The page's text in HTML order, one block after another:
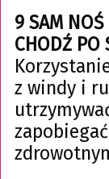
9 SAM NOŚ
CHODŹ PO
z windy i